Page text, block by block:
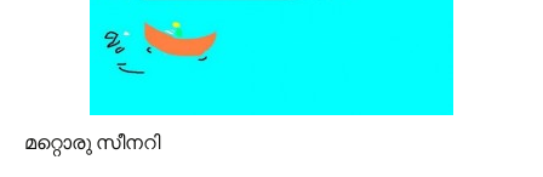
മറ്റൊരു സീനറി